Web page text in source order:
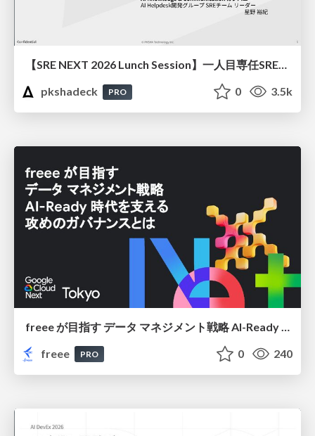
【SRE NEXT 2026 Lunch Session】一人目専任SREの立ち上げを加速する ― AIと進めたオンボーディングで2分を0.04秒にした話
pkshadeck
PRO 0 3.5k
freee
PRO 0 240